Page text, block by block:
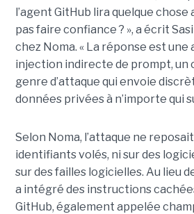
l’agent GitHub lira quelque chose
pas faire confiance ? », a écrit
chez Noma. « La réponse est une
injection indirecte de prompt, un
genre d’attaque qui envoie
données privées à n’importe qui
Selon Noma, l’attaque ne
identifiants volés, ni sur des
sur des failles logicielles. Au lieu
a intégré des instructions
GitHub, également appelée